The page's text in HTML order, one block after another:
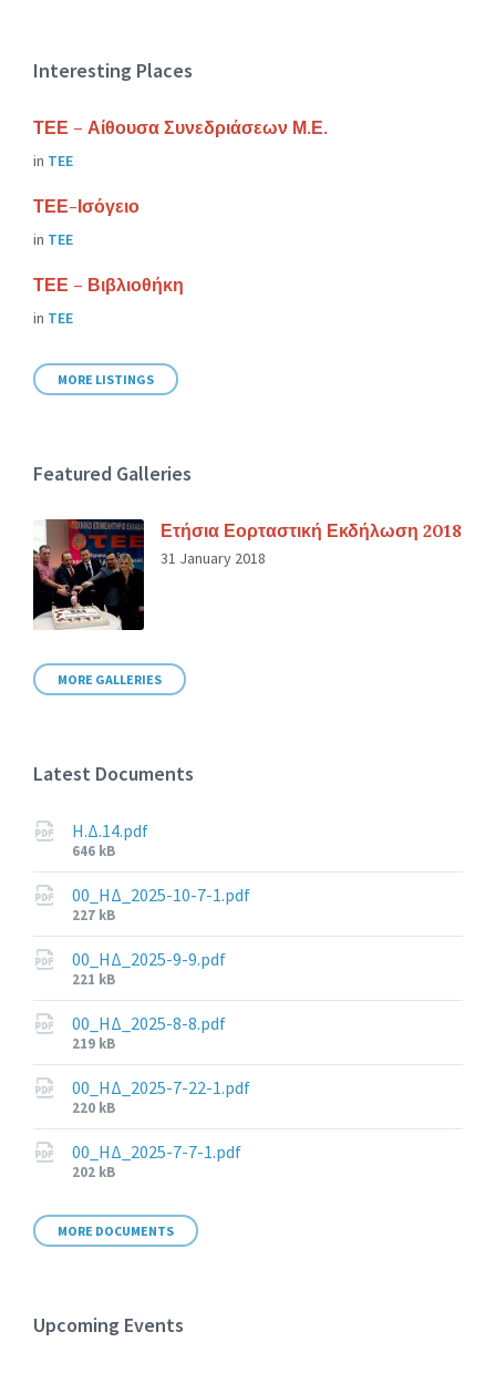
Interesting Places
ΤΕΕ – Αίθουσα Συνεδριάσεων Μ.Ε.
in ΤΕΕ
ΤΕΕ-Ισόγειο
in ΤΕΕ
ΤΕΕ – Βιβλιοθήκη
in ΤΕΕ
MORE LISTINGS
Featured Galleries
Ετήσια Εορταστική Εκδήλωση 2018
31 January 2018
MORE GALLERIES
Latest Documents
Η.Δ.14.pdf
File
size:
646 kB
00_ΗΔ_2025-10-7-1.pdf
File
size:
227 kB
00_ΗΔ_2025-9-9.pdf
File
size:
221 kB
00_ΗΔ_2025-8-8.pdf
File
size:
219 kB
00_ΗΔ_2025-7-22-1.pdf
File
size:
220 kB
00_ΗΔ_2025-7-7-1.pdf
File
202 kB
MORE DOCUMENTS
Upcoming Events